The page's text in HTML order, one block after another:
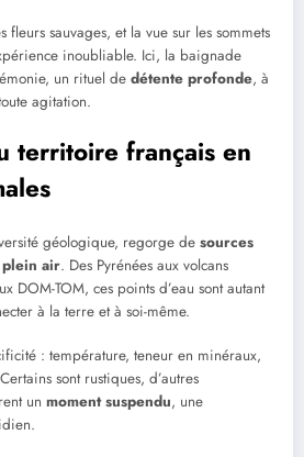
fleurs sauvages, et la vue sur les sommets
inoubliable. Ici, la baignade
un rituel de détente profonde, à
agitation.
territoire français en
géologique, regorge de sources
plein air. Des Pyrénées aux volcans
DOM-TOM, ces points d’eau sont autant
à la terre et à soi-même.
: température, teneur en minéraux,
sont rustiques, d’autres
un moment suspendu, une